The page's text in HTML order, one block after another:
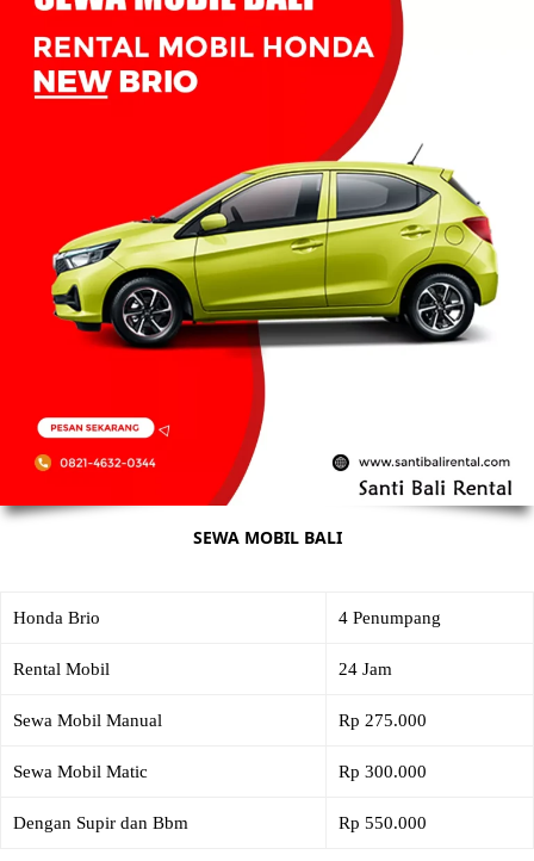
SEWA MOBIL BALI
Honda Brio 4 Penumpang
Rental Mobil 24 Jam
Sewa Mobil Manual Rp 275.000
Sewa Mobil Matic Rp 300.000
Dengan Supir dan Bbm Rp 550.000